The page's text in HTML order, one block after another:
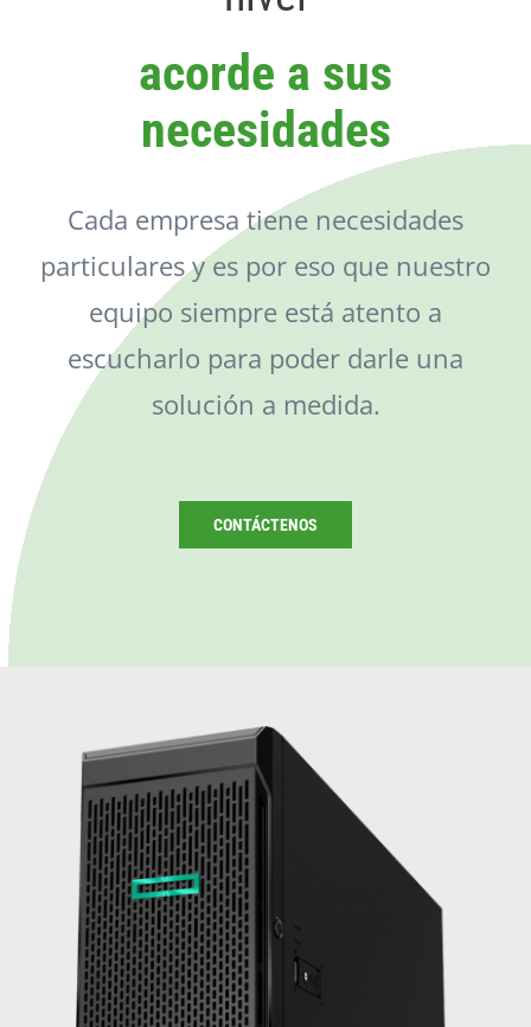
acorde a sus
necesidades
Cada empresa tiene necesidades
particulares y es por eso que nuestro
equipo siempre está atento a
escucharlo para poder darle una
solución a medida.
CONTÁCTENOS